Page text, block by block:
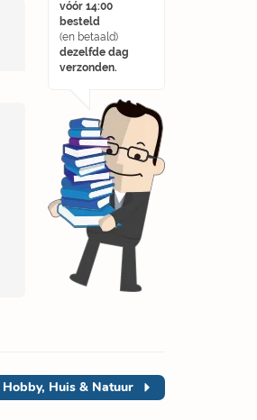
vóór 14:00
besteld
(en betaald)
dezelfde dag
verzonden.
Hobby, Huis & Natuur